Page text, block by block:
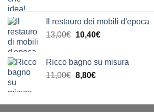
Il restauro dei mobili d'epoca
13,00€ Il
era:
13,00€.
10,40€Il
è:
Ricco bagno su misura
11,00€ Il
era:
8,80€Il
è: